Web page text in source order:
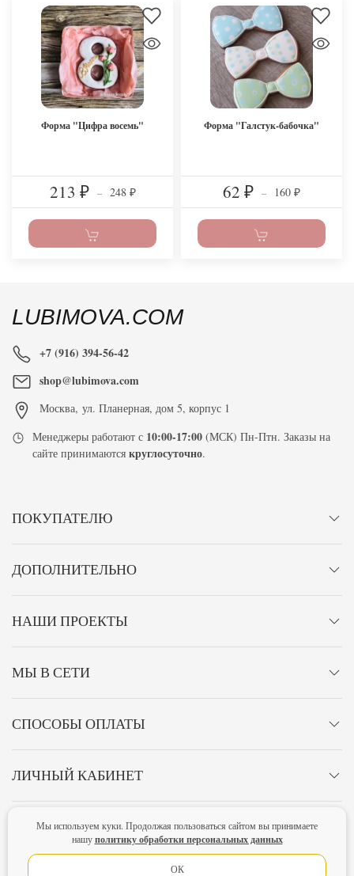
Форма "Цифра восемь"
213 ₽ – 248 ₽
Форма "Галстук-бабочка"
62 ₽ – 160 ₽
LUBIMOVA.COM
+7 (916) 394-56-42
shop@lubimova.com
Москва, ул. Планерная, дом 5, корпус 1
Менеджеры работают с 10:00-17:00 (МСК) Пн-Птн. Заказы на
сайте принимаютсякруглосуточно.
ПОКУПАТЕЛЮ
ДОПОЛНИТЕЛЬНО
НАШИ ПРОЕКТЫ
МЫ В СЕТИ
СПОСОБЫ ОПЛАТЫ
ЛИЧНЫЙ КАБИНЕТ
ОСТАВАЙТЕСЬ НА СВЯЗИ!
Мы используем куки. Продолжая пользоваться сайтом вы принимаете
нашуполитику обработки персональных данных
ОК